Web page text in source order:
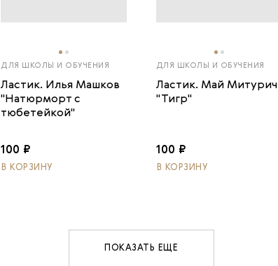
ДЛЯ ШКОЛЫ И ОБУЧЕНИЯ
Ластик. Илья Машков
"Натюрморт с
тюбетейкой"
100 ₽
В КОРЗИНУ
ДЛЯ ШКОЛЫ И ОБУЧЕНИЯ
Ластик. Май Митурич
"Тигр"
100 ₽
В КОРЗИНУ
ПОКАЗАТЬ ЕЩЕ